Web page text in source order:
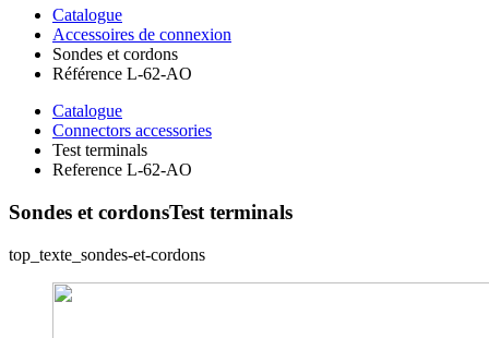
Catalogue
Accessoires de connexion
Sondes et cordons
Référence L-62-AO
Catalogue
Connectors accessories
Test terminals
Reference L-62-AO
Sondes et cordonsTest terminals
top_texte_sondes-et-cordons